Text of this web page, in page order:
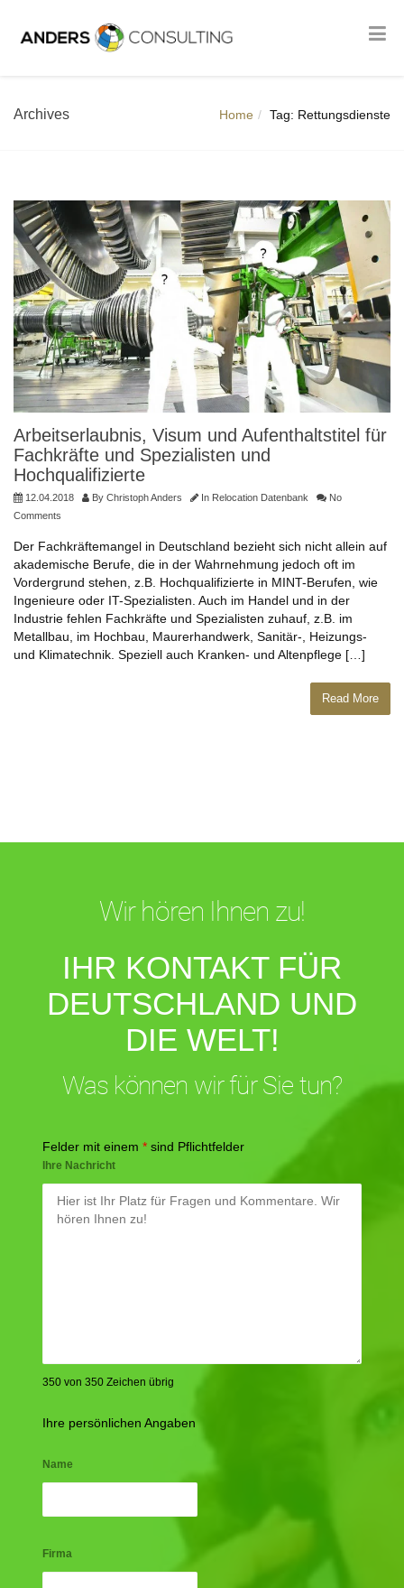
Archives Home Tag: Rettungsdienste
Arbeitserlaubnis, Visum und Aufenthaltstitel für
Fachkräfte und Spezialisten und
Hochqualifizierte
12.04.2018 By Christoph Anders In Relocation Datenbank
No
Comments
Der Fachkräftemangel in Deutschland bezieht sich nicht allein auf
akademische Berufe, die in der Wahrnehmung jedoch oft im
Vordergrund stehen, z.B. Hochqualifizierte in MINT-Berufen, wie
Ingenieure oder IT-Spezialisten. Auch im Handel und in der
Industrie fehlen Fachkräfte und Spezialisten zuhauf, z.B. im
Metallbau, im Hochbau, Maurerhandwerk, Sanitär-, Heizungs-
und Klimatechnik. Speziell auch Kranken- und Altenpflege […]
Read More
Wir hören Ihnen zu!
IHR KONTAKT FÜR
DEUTSCHLAND UND
DIE WELT!
Was können wir für Sie tun?
Felder mit einem * sind Pflichtfelder
Ihre Nachricht
350 von 350 Zeichen übrig
Ihre persönlichen Angaben
Name
Firma